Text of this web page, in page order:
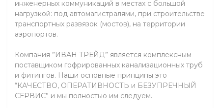
инженерных коммуникаций в местах с большой
нагрузкой: под автомагистралями, при строительстве
транспортных развязок (мостов), на территории
аэропортов.
Компания ”ИВАН ТРЕЙД” является комплексным
поставщиком гофрированных канализационных труб
и фитингов. Наши основные принципы это
“КАЧЕСТВО, ОПЕРАТИВНОСТЬ и БЕЗУПРЕЧНЫЙ
СЕРВИС” и мы полностью им следуем.